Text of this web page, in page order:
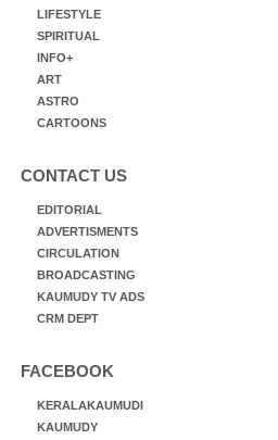
LIFESTYLE
SPIRITUAL
INFO+
ART
ASTRO
CARTOONS
CONTACT US
EDITORIAL
ADVERTISMENTS
CIRCULATION
BROADCASTING
KAUMUDY TV ADS
CRM DEPT
FACEBOOK
KERALAKAUMUDI
KAUMUDY